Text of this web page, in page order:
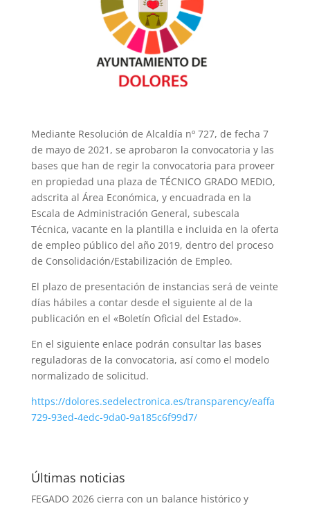
Mediante Resolución de Alcaldía nº 727, de fecha 7
de mayo de 2021, se aprobaron la convocatoria y las
bases que han de regir la convocatoria para proveer
en propiedad una plaza de TÉCNICO GRADO MEDIO,
adscrita al Área Económica, y encuadrada en la
Escala de Administración General, subescala
Técnica, vacante en la plantilla e incluida en la oferta
de empleo público del año 2019, dentro del proceso
de Consolidación/Estabilización de Empleo.
El plazo de presentación de instancias será de veinte
días hábiles a contar desde el siguiente al de la
publicación en el «Boletín Oficial del Estado».
En el siguiente enlace podrán consultar las bases
reguladoras de la convocatoria, así como el modelo
normalizado de solicitud.
https://dolores.sedelectronica.es/transparency/eaffa
729-93ed-4edc-9da0-9a185c6f99d7/
Últimas noticias
FEGADO 2026 cierra con un balance histórico y